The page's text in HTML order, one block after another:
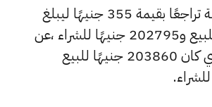
وشهد سعر الاونصة تراجعًا بقيمة 355 جنيهًا ليبلغ
203505 جنيهًا للبيع و202795 جنيهًا للشراء ،عن
السعر السابق الذي كان 203860 جنيهًا للبيع